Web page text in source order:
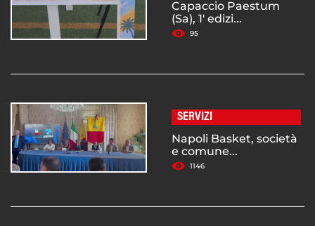
Capaccio Paestum
(Sa), 1' edizi...
95
SERVIZI
Napoli Basket, società
e comune...
1146